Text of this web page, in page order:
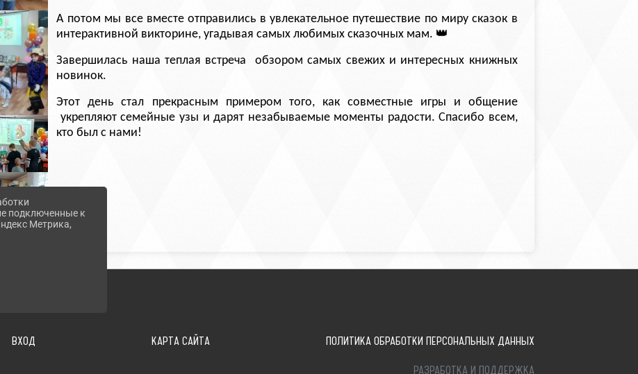
А потом мы все вместе отправились в увлекательное путешествие по миру сказок в
интерактивной викторине, угадывая самых любимых сказочных мам. 👑
Завершилась наша теплая встреча обзором самых свежих и интересных книжных
новинок.
Этот день стал прекрасным примером того, как совместные игры и общение
укрепляют семейные узы и дарят незабываемые моменты радости. Спасибо всем,
кто был с нами!
ВХОД КАРТА САЙТА ПОЛИТИКА ОБРАБОТКИ ПЕРСОНАЛЬНЫХ ДАННЫХ
РАЗРАБОТКА И ПОДДЕРЖКА
подключенные к
Метрика,